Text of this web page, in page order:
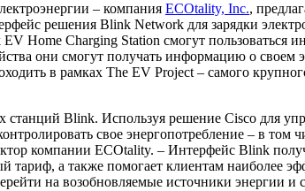
– компания ECOtality, Inc.,
решения Blink Network для зарядки
Home Charging Station смогут пользоваться
они смогут получать информацию о своем
в рамках The EV Project – самого
Blink. Используя решение Cisco для
свое энергопотребление – в том
компании ECOtality. – Интерфейс Blink
а также помогает клиентам наиболее
на возобновляемые источники энергии